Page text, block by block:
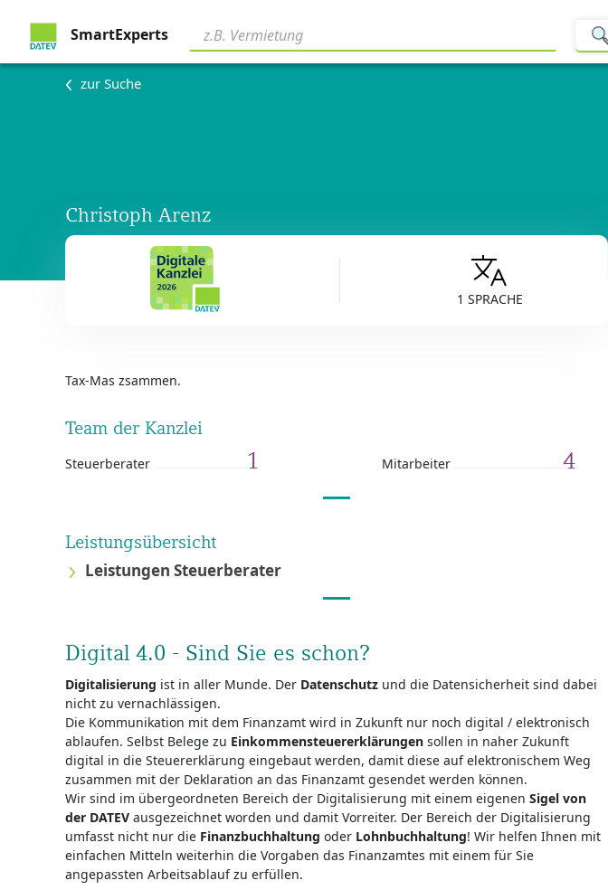
SmartExperts
zur Suche
Christoph Arenz
1 SPRACHE
Tax-Mas zsammen.
Team der Kanzlei
Steuerberater 1 Mitarbeiter 4
Leistungsübersicht
Leistungen Steuerberater
Digital 4.0 - Sind Sie es schon?
Digitalisierung ist in aller Munde. Der Datenschutz und die Datensicherheit sind dabei
nicht zu vernachlässigen.
Die Kommunikation mit dem Finanzamt wird in Zukunft nur noch digital / elektronisch
ablaufen. Selbst Belege zu Einkommensteuererklärungen sollen in naher Zukunft
digital in die Steuererklärung eingebaut werden, damit diese auf elektronischem Weg
zusammen mit der Deklaration an das Finanzamt gesendet werden können.
Wir sind im übergeordneten Bereich der Digitalisierung mit einem eigenen Sigel von
der DATEV ausgezeichnet worden und damit Vorreiter. Der Bereich der Digitalisierung
umfasst nicht nur die Finanzbuchhaltung oder Lohnbuchhaltung! Wir helfen Ihnen mit
einfachen Mitteln weiterhin die Vorgaben das Finanzamtes mit einem für Sie
angepassten Arbeitsablauf zu erfüllen.